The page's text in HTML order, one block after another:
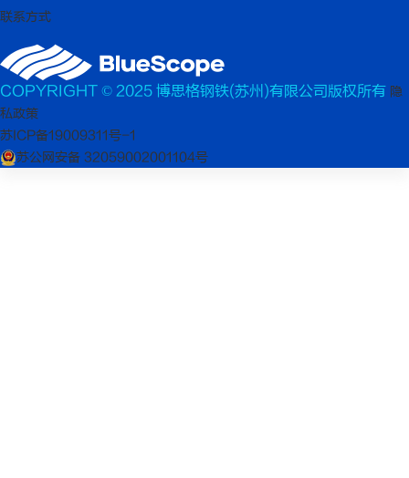
联系方式
COPYRIGHT © 2025 博思格钢铁(苏州)有限公司版权所有 隐
私政策
苏ICP备19009311号-1
苏公网安备 32059002001104号